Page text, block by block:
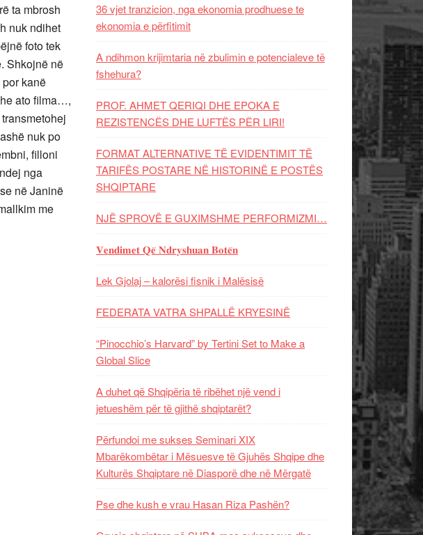
ta mbrosh
nuk ndihet
foto tek
Shkojnë në
kanë
ato filma…,
nuk po
filloni
nga
në Janinë
me
36 vjet tranzicion, nga ekonomia prodhuese te
ekonomia e përfitimit
A ndihmon krijimtaria në zbulimin e potencialeve të
fshehura?
PROF. AHMET QERIQI DHE EPOKA E
REZISTENCЁS DHE LUFTЁS PЁR LIRI!
FORMAT ALTERNATIVE TË EVIDENTIMIT TË
TARIFËS POSTARE NË HISTORINË E POSTËS
SHQIPTARE
NJË SPROVË E GUXIMSHME PERFORMIZMI…
𝐕𝐞𝐧𝐝𝐢𝐦𝐞𝐭 𝐐𝐞̈ 𝐍𝐝𝐫𝐲𝐬𝐡𝐮𝐚𝐧 𝐁𝐨𝐭𝐞̈𝐧
Lek Gjolaj – kalorësi fisnik i Malësisë
FEDERATA VATRA SHPALLË KRYESINË
“Pinocchio’s Harvard” by Tertini Set to Make a
Global Slice
A duhet që Shqipëria të ribëhet një vend i
jetueshëm për të gjithë shqiptarët?
Përfundoi me sukses Seminari XIX
Mbarëkombëtar i Mësuesve të Gjuhës Shqipe dhe
Kulturës Shqiptare në Diasporë dhe në Mërgatë
Pse dhe kush e vrau Hasan Riza Pashën?